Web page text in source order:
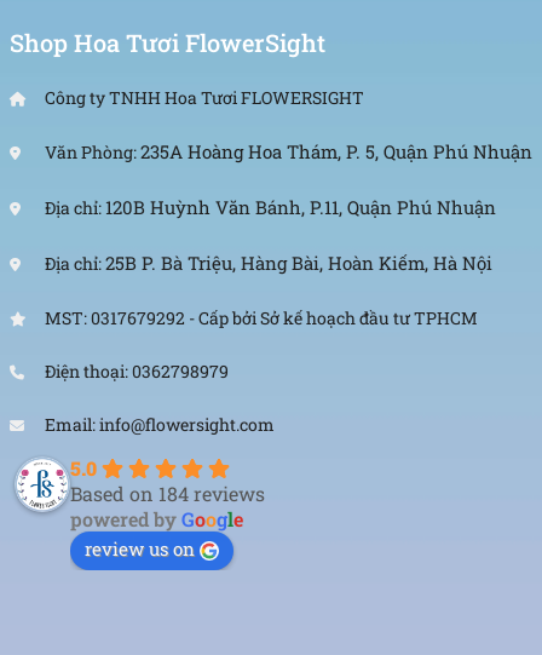
Shop Hoa Tươi FlowerSight
Công ty TNHH Hoa Tươi FLOWERSIGHT
Văn Phòng:235A Hoàng Hoa Thám, P. 5, Quận Phú Nhuận
Địa chỉ: 120B Huỳnh Văn Bánh, P.11, Quận Phú Nhuận
Địa chỉ:25B P. Bà Triệu, Hàng Bài, Hoàn Kiếm, Hà Nội
MST: 0317679292 - Cấp bởi Sở kế hoạch đầu tư TPHCM
Điện thoại: 0362798979
Email: info@flowersight.com
5.0
Based on 184 reviews
powered byGoogle
review us on